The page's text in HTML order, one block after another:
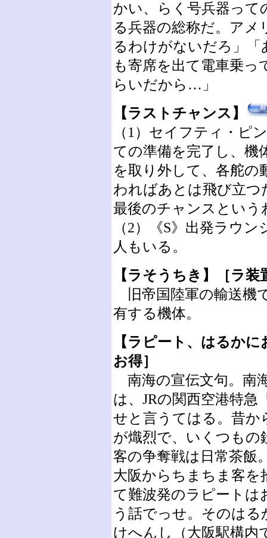
かい、らく号兵器って
る兵器の総称だ。ア
るわけがないだろ」
も寄席を出て電車乗
らいだから…」
【ラストチャンス】
（1）セイフティ・ピ
ての準備を完了し、機
を取り外して、各舵の
わればあとは飛び立
最後のチャンスという
（2）《S》出発ラウ
人もいる。
【ラそうちき】［ラ装
旧帝国陸軍の輸送機
有する機体。
【ラピート、はるか
お得］
南海の宣伝文句。南
は、JRの関西空港特
せと言うてはる。昔か
が熾烈で、いくつもの
客の争奪戦は日常茶飯
大阪からちまちま客
て難波発のラピート
う話でっせ。そのは
けへんし（大阪駅構内